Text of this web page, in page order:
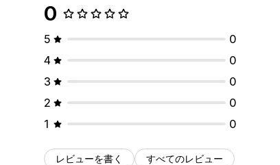
0
5
0
4
0
3
0
2
0
1
0
レビューを書く すべてのレビュー